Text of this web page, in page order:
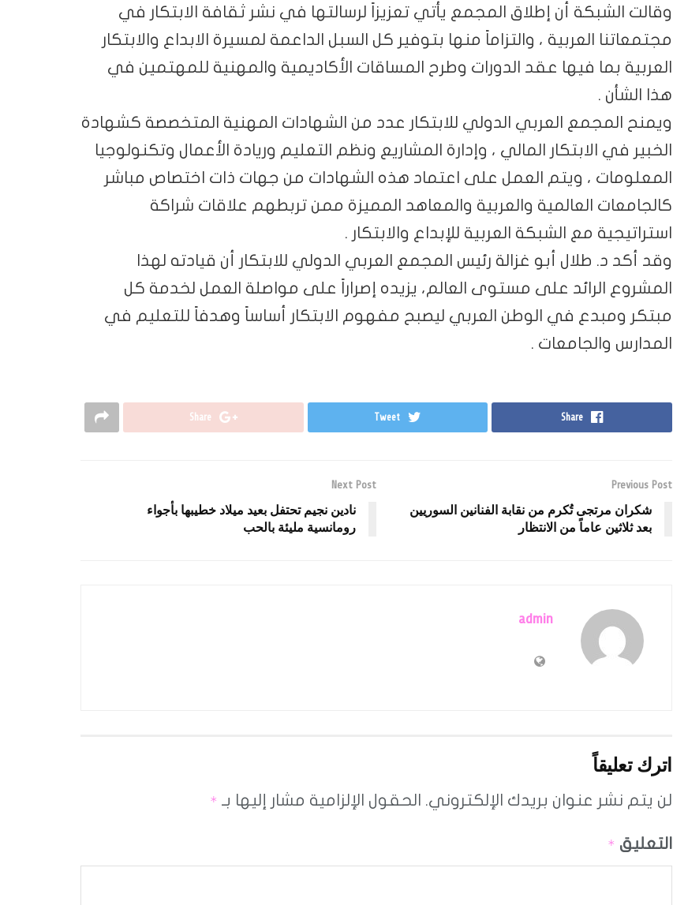
وقالت الشبكة أن إطلاق المجمع يأتي تعزيزاً لرسالتها في نشر ثقافة الابتكار في
مجتمعاتنا العربية ، والتزاماً منها بتوفير كل السبل الداعمة لمسيرة الابداع والابتكار
العربية بما فيها عقد الدورات وطرح المساقات الأكاديمية والمهنية للمهتمين في
هذا الشأن .
ويمنح المجمع العربي الدولي للابتكار عدد من الشهادات المهنية المتخصصة كشهادة
الخبير في الابتكار المالي ، وإدارة المشاريع ونظم التعليم وريادة الأعمال وتكنولوجيا
المعلومات ، ويتم العمل على اعتماد هذه الشهادات من جهات ذات اختصاص مباشر
كالجامعات العالمية والعربية والمعاهد المميزة ممن تربطهم علاقات شراكة
استراتيجية مع الشبكة العربية للإبداع والابتكار .
وقد أكد د. طلال أبو غزالة رئيس المجمع العربي الدولي للابتكار أن قيادته لهذا
المشروع الرائد على مستوى العالم، يزيده إصراراً على مواصلة العمل لخدمة كل
مبتكر ومبدع في الوطن العربي ليصبح مفهوم الابتكار أساساً وهدفاً للتعليم في
المدارس والجامعات .
Share
Tweet
Share
Previous Post
شكران مرتجى تُكرم من نقابة الفنانين السوريين
بعد ثلاثين عاماً من الانتظار
Next Post
نادين نجيم تحتفل بعيد ميلاد خطيبها بأجواء
رومانسية مليئة بالحب
admin
اترك تعليقاً
لن يتم نشر عنوان بريدك الإلكتروني. الحقول الإلزامية مشار إليها بـ *
التعليق *